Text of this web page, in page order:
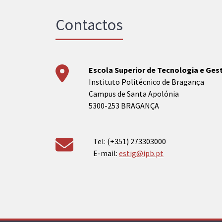
Contactos
Escola Superior de Tecnologia e
Instituto Politécnico de Bragança
Campus de Santa Apolónia
5300-253 BRAGANÇA
Tel: (+351) 273303000
E-mail: estig@ipb.pt